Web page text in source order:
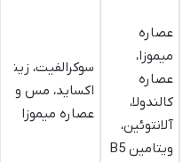
عصاره
میموزا،
عصاره
کالندولا،
آلانتوئین،
ویتامین B5
سوکرالفیت، زینک
اکساید، مس و
عصاره میموزا